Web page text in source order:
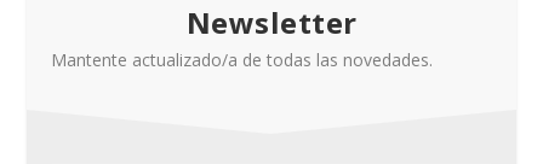
Newsletter
Mantente actualizado/a de todas las novedades.